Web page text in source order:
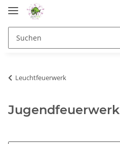
Leuchtfeuerwerk
Jugendfeuerwerk